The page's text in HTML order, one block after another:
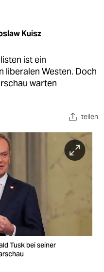
Kuisz
ist ein
liberalen Westen. Doch
warten
teilen
Tusk bei seiner